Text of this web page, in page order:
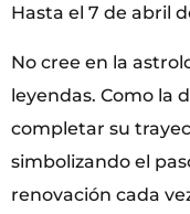
Hasta el 7 de abril
No cree en la
leyendas. Como la
completar su
simbolizando el
renovación cada